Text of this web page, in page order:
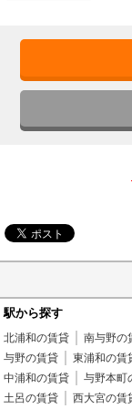
駅から探す
北浦和の賃貸 南与野の
与野の賃貸
東浦和の賃
中浦和の賃貸
与野本町
土呂の賃貸
西大宮の賃